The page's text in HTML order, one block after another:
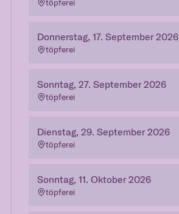
töpferei
Donnerstag, 17. September 2026
töpferei
Sonntag, 27. September 2026
töpferei
Dienstag, 29. September 2026
töpferei
Sonntag, 11. Oktober 2026
töpferei